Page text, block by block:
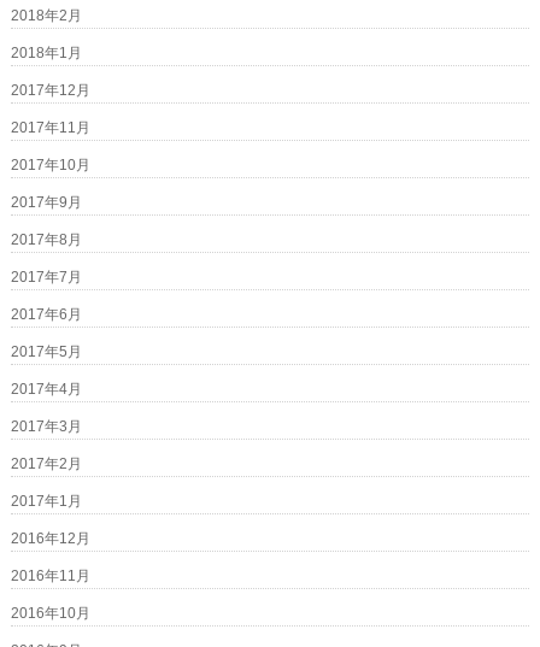
2018年2月
2018年1月
2017年12月
2017年11月
2017年10月
2017年9月
2017年8月
2017年7月
2017年6月
2017年5月
2017年4月
2017年3月
2017年2月
2017年1月
2016年12月
2016年11月
2016年10月